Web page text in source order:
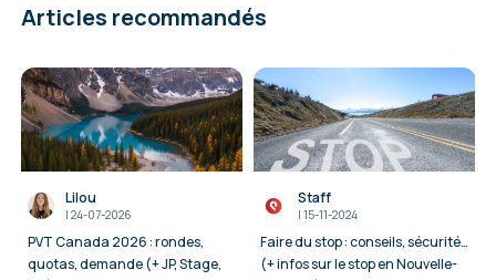
Articles recommandés
Lilou
I 24-07-2026
PVT Canada 2026 : rondes,
quotas, demande (+ JP, Stage,
Staff
I15-11-2024
Faire du stop : conseils, sécurité…
(+ infos sur le stop en Nouvelle-